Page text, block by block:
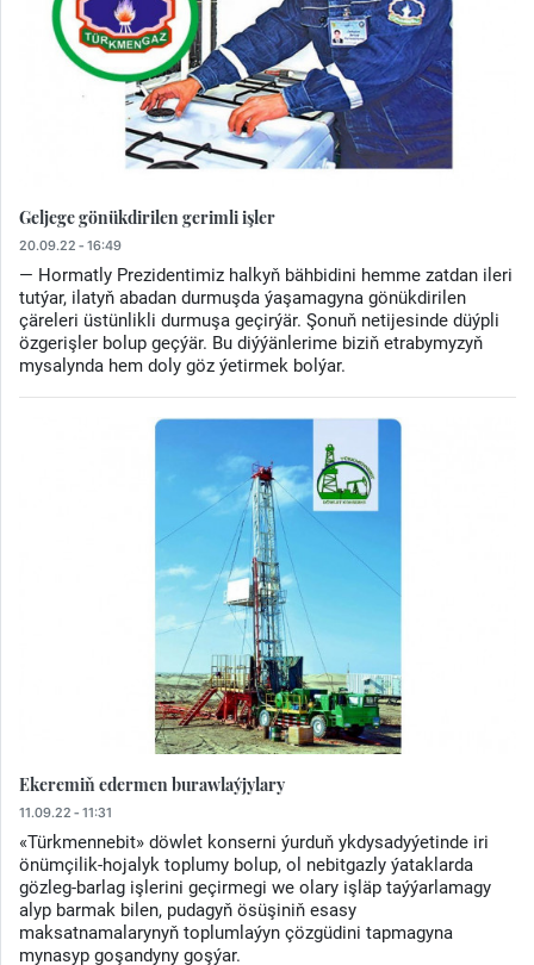
Geljege gönükdirilen gerimli işler
20.09.22 - 16:49
— Hormatly Prezidentimiz halkyň bähbidini hemme zatdan ileri
tutýar, ilatyň abadan durmuşda ýaşamagyna gönükdirilen
çäreleri üstünlikli durmuşa geçirýär. Şonuň netijesinde düýpli
özgerişler bolup geçýär. Bu diýýänlerime biziň etrabymyzyň
mysalynda hem doly göz ýetirmek bolýar.
Ekeremiň edermen burawlaýjylary
11.09.22 - 11:31
«Türkmennebit» döwlet konserni ýurduň ykdysadyýetinde iri
önümçilik-hojalyk toplumy bolup, ol nebitgazly ýataklarda
gözleg-barlag işlerini geçirmegi we olary işläp taýýarlamagy
alyp barmak bilen, pudagyň ösüşiniň esasy
maksatnamalarynyň toplumlaýyn çözgüdini tapmagyna
mynasyp goşandyny goşýar.